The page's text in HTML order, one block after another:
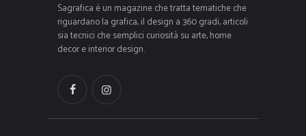
Sagrafica è un magazine che tratta tematiche che
riguardano la grafica, il design a 360 gradi, articoli
sia tecnici che semplici curiosità su arte, home
decor e interior design.